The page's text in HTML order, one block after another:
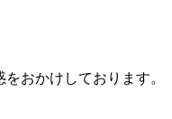
おかけしております。